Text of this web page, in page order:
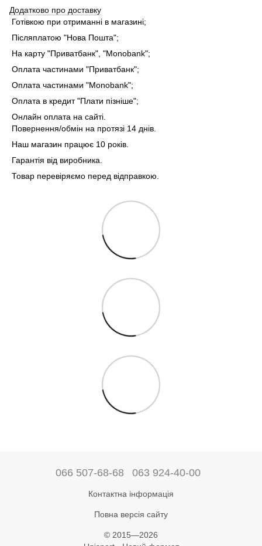
Додатково про доставку
Готівкою при отриманні в магазині;
Післяплатою "Нова Пошта";
На карту "Приватбанк", "Monobank";
Оплата частинами "Приватбанк";
Оплата частинами "Monobank";
Оплата в кредит "Плати пізніше";
Онлайн оплата на сайті.
Повернення/обмін на протязі 14 днів.
Наш магазин працює 10 років.
Гарантія від виробника.
Товар перевіряємо перед відправкою.
066 507-68-68 063 924-40-00
Контактна інформація
Повна версія сайту
© 2015—2026